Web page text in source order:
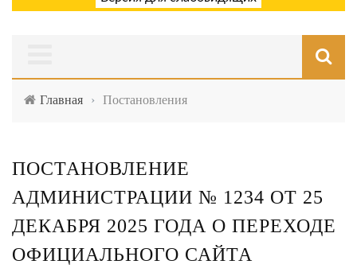
Главная › Постановления
ПОСТАНОВЛЕНИЕ
АДМИНИСТРАЦИИ № 1234 ОТ 25
ДЕКАБРЯ 2025 ГОДА О ПЕРЕХОДЕ
ОФИЦИАЛЬНОГО САЙТА